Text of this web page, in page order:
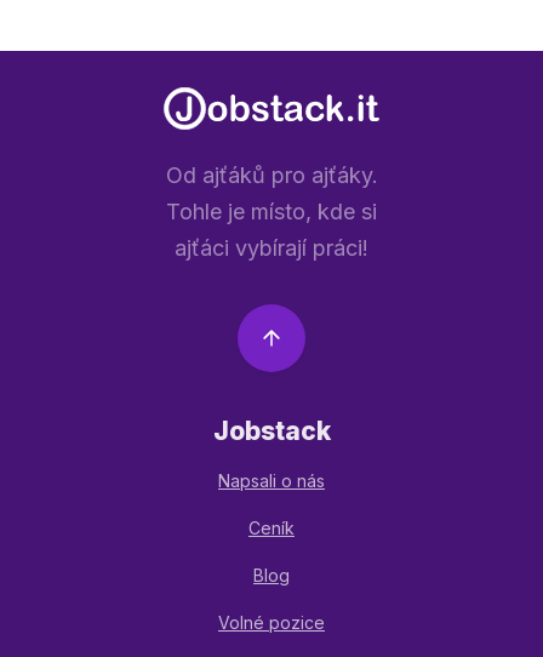
Od ajťáků pro ajťáky.
Tohle je místo, kde si
ajťáci vybírají práci!
Jobstack
Napsali o nás
Ceník
Blog
Volné pozice